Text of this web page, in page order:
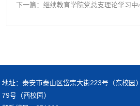
下一篇：继续教育学院党总支理论学习
地址：泰安市泰山区岱宗大街223号（东校
79号（西校园）